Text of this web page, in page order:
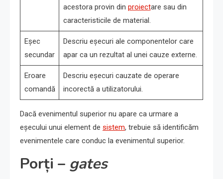
acestora provin din proiectare sau din
caracteristicile de material.
Eșec
secundar
Descriu eșecuri ale componentelor care
apar ca un rezultat al unei cauze externe.
Eroare
comandă
Descriu eșecuri cauzate de operare
incorectă a utilizatorului.
Dacă evenimentul superior nu apare ca urmare a
eșecului unui element de sistem, trebuie să identificăm
evenimentele care conduc la evenimentul superior.
Porți – gates